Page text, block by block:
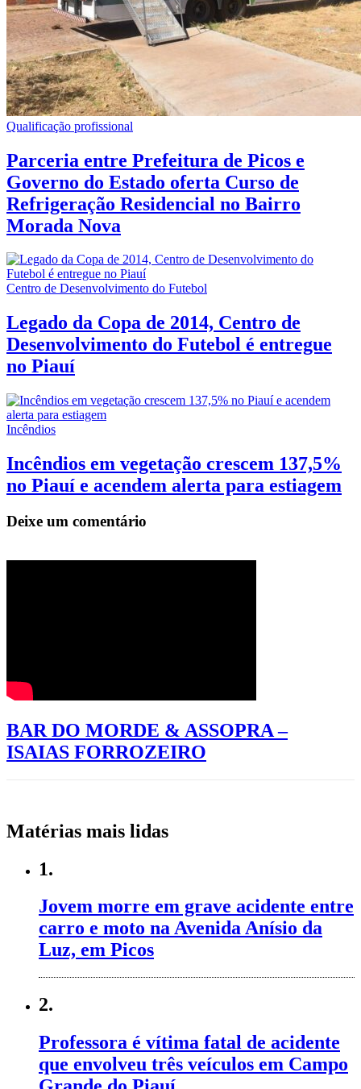
Qualificação profissional
Parceria entre Prefeitura de Picos e
Governo do Estado oferta Curso de
Refrigeração Residencial no Bairro
Morada Nova
Centro de Desenvolvimento do Futebol
Legado da Copa de 2014, Centro de
Desenvolvimento do Futebol é entregue
no Piauí
Incêndios
Incêndios em vegetação crescem 137,5%
no Piauí e acendem alerta para estiagem
Deixe um comentário
BAR DO MORDE & ASSOPRA –
ISAIAS FORROZEIRO
Matérias mais lidas
1.
Jovem morre em grave acidente entre
carro e moto na Avenida Anísio da
Luz, em Picos
2.
Professora é vítima fatal de acidente
que envolveu três veículos em Campo